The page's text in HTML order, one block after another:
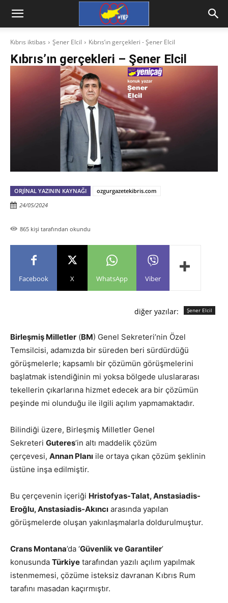
Kıbrıs iktibas Şener Elcil Kıbrıs’ın gerçekleri - Şener Elcil
Kıbrıs’ın gerçekleri – Şener Elcil
ORJINAL YAZININ KAYNAĞI
ozgurgazetekibris.com
24/05/2024
865 kişi tarafından okundu
Facebook X WhatsApp Viber
diğer yazılar: Şener Elcil
Birleşmiş Milletler (BM) Genel Sekreteri’nin Özel
Temsilcisi, adamızda bir süreden beri sürdürdüğü
görüşmelerle; kapsamlı bir çözümün görüşmelerini
başlatmak istendiğinin mi yoksa bölgede uluslararası
tekellerin çıkarlarına hizmet edecek ara bir çözümün
peşinde mi olunduğu ile ilgili açılım yapmamaktadır.
Bilindiği üzere, Birleşmiş Milletler Genel
Sekreteri Guteres’in altı maddelik çözüm
çerçevesi, Annan Planı ile ortaya çıkan çözüm şeklinin
üstüne inşa edilmiştir.
Bu çerçevenin içeriği Hristofyas-Talat, Anstasiadis-
Eroğlu, Anstasiadis-Akıncı arasında yapılan
görüşmelerde oluşan yakınlaşmalarla doldurulmuştur.
Crans Montana’da ‘Güvenlik ve Garantiler’
konusunda Türkiye tarafından yazılı açılım yapılmak
istenmemesi, çözüme isteksiz davranan Kıbrıs Rum
tarafını masadan kaçırmıştır.